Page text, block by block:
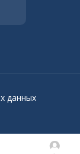
данных